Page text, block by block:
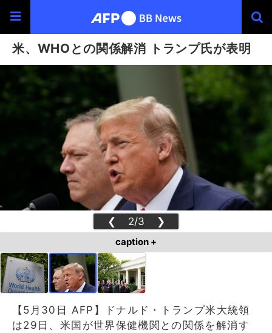
米、WHOとの関係解消 トランプ氏が表明
❮ 2/3 ❯
caption +
【5月30日 AFP】ドナルド・トランプ米大統領
は29日、米国が世界保健機関との関係を解消す